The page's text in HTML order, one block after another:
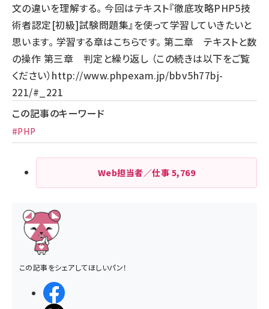
文の違いを理解する。 今回はテキスト『徹底攻略PHP5技
術者認定[初級]試験問題集』を使って学習していきたいと
思います。 学習する章はこちらです。 第二章 テキストと数
の操作 第三章 判定と繰り返し （この続きは以下をご覧
ください） http://www.phpexam.jp/bbv5h77bj-
221/#_221
この記事のキーワード
#PHP
Web担当者／仕事 5,769
この記事をシェアしてほしいパン！